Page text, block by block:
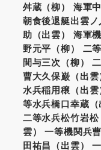
舛蔵（柳） 海軍
朝食後退艇出雲
助（出雲） 海軍
野元平（柳） 二
間与三次（柳）
曹大久保巌（出
水兵稲用穣（出
等水兵橋口幸蔵（
二等水兵松竹岩
雲） 一等機関兵
田祐昌（出雲）